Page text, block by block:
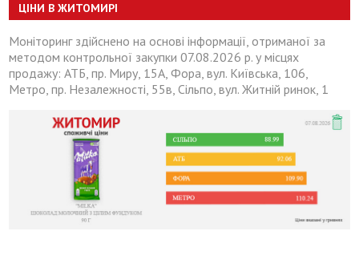
ЦІНИ В ЖИТОМИРІ
Моніторинг здійснено на основі інформації, отриманої за
методом контрольної закупки 07.08.2026 р. у місцях
продажу: АТБ, пр. Миру, 15А, Фора, вул. Київська, 106,
Метро, пр. Незалежності, 55в, Сільпо, вул. Житній ринок, 1